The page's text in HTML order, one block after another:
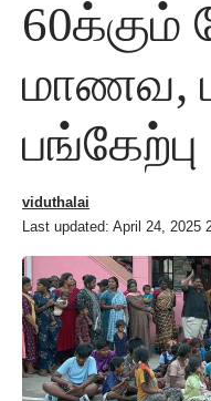
60க்கும்
மாணவ,
பங்கேற்பு
Last updated: April 24, 2025
viduthalai